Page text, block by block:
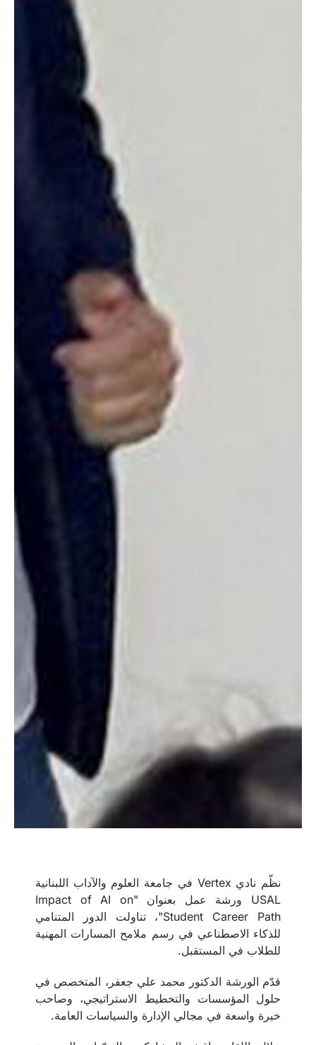
نظّم نادي Vertex في جامعة العلوم والآداب اللبنانية
USAL ورشة عمل بعنوان "Impact of AI on
Student Career Path"، تناولت الدور المتنامي
للذكاء الاصطناعي في رسم ملامح المسارات المهنية
للطلاب في المستقبل.
قدّم الورشة الدكتور محمد علي جعفر، المتخصص في
حلول المؤسسات والتخطيط الاستراتيجي، وصاحب
خبرة واسعة في مجالي الإدارة والسياسات العامة.